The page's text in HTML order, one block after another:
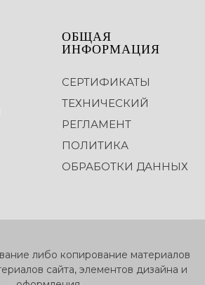
ОБЩАЯ
ИНФОРМАЦИЯ
СЕРТИФИКАТЫ
ТЕХНИЧЕСКИЙ
РЕГЛАМЕНТ
ПОЛИТИКА
ОБРАБОТКИ ДАННЫХ
либо копирование материалов
сайта, элементов дизайна и